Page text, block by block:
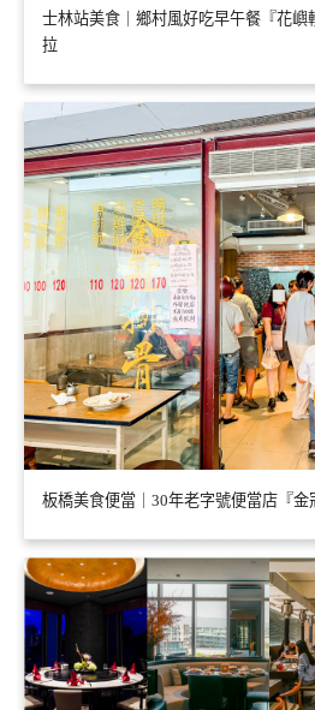
士林站美食｜鄉村風好吃早午餐『花嶼
拉
板橋美食便當｜30年老字號便當店『